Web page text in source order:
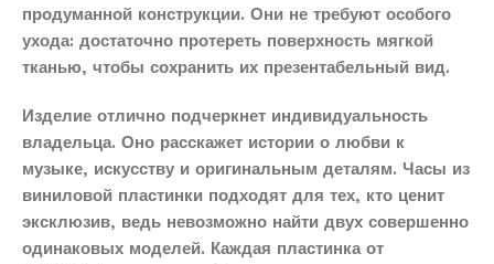
продуманной конструкции. Они не требуют особого
ухода: достаточно протереть поверхность мягкой
тканью, чтобы сохранить их презентабельный вид.
Изделие отлично подчеркнет индивидуальность
владельца. Оно расскажет истории о любви к
музыке, искусству и оригинальным деталям. Часы из
виниловой пластинки подходят для тех, кто ценит
эксклюзив, ведь невозможно найти двух совершенно
одинаковых моделей. Каждая пластинка от